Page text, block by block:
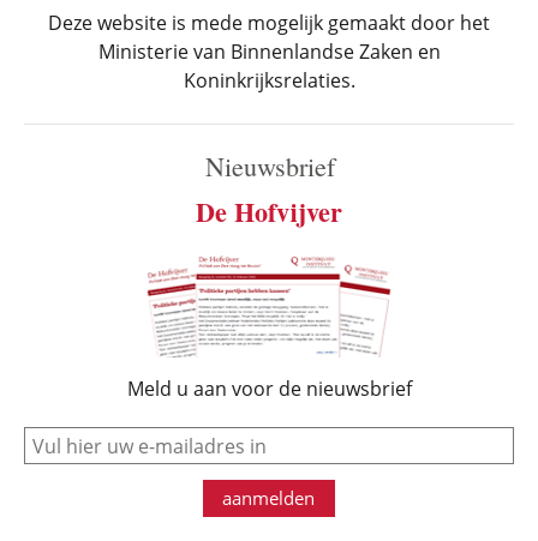
Deze website is mede mogelijk gemaakt door het
Ministerie van Binnenlandse Zaken en
Koninkrijksrelaties.
Nieuwsbrief
De Hofvijver
Meld u aan voor de nieuwsbrief
e-mail
aanmelden